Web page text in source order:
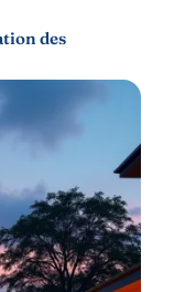
des